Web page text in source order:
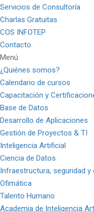
Servicios de Consultoría
Charlas Gratuitas
COS INFOTEP
Contacto
Menú
¿Quiénes somos?
Calendario de cursos
Capacitación y
Base de Datos
Desarrollo de Aplicaciones
Gestión de Proyectos & TI
Inteligencia Artificial
Ciencia de Datos
Infraestructura, seguridad
Ofimática
Talento Humano
Academia de Inteligencia